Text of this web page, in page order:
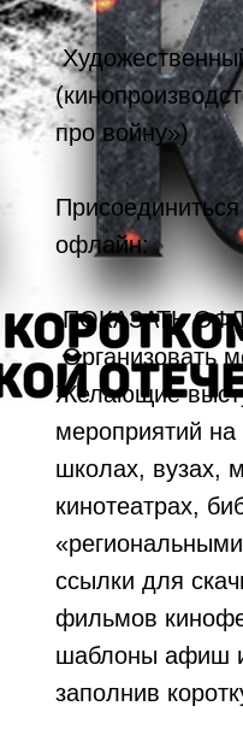
про войну»)
офлайн:
ПОКАЗАТЬ
Организовать
Желающие
мероприятий на
школах, вузах,
кинотеатрах,
ссылки для
фильмов
шаблоны афиш и
заполнив